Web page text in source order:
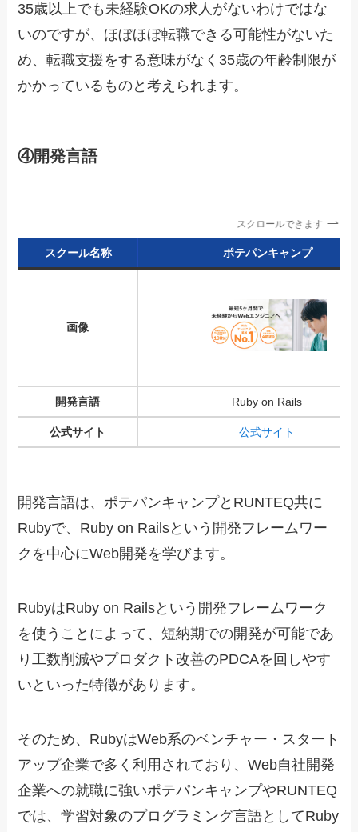
35歳以上でも未経験OKの求人がないわけではな
いのですが、ほぼほぼ転職できる可能性がないた
め、転職支援をする意味がなく35歳の年齢制限が
かかっているものと考えられます。
④開発言語
スクロールできます
スクール名称 ポテパンキャンプ
画像
開発言語 Ruby on Rails
公式サイト 公式サイト
開発言語は、ポテパンキャンプとRUNTEQ共に
Rubyで、Ruby on Railsという開発フレームワー
クを中心にWeb開発を学びます。
RubyはRuby on Railsという開発フレームワーク
を使うことによって、短納期での開発が可能であ
り工数削減やプロダクト改善のPDCAを回しやす
いといった特徴があります。
そのため、RubyはWeb系のベンチャー・スタート
アップ企業で多く利用されており、Web自社開発
企業への就職に強いポテパンキャンプやRUNTEQ
では、学習対象のプログラミング言語としてRuby